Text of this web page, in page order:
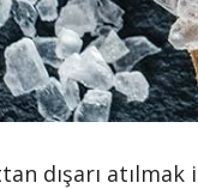
dışarı